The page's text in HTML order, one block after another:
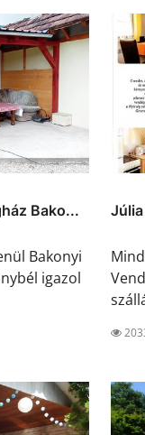
Bako...
Bakonyi
igazol